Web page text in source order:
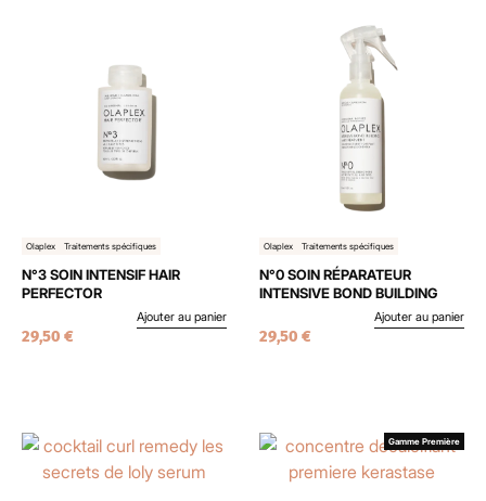
Olaplex Traitements spécifiques
N°3 SOIN INTENSIF HAIR
PERFECTOR
29,50 €
Ajouter au panier
Olaplex Traitements spécifiques
N°0 SOIN RÉPARATEUR
INTENSIVE BOND BUILDING
29,50 €
Ajouter au panier
Gamme Première